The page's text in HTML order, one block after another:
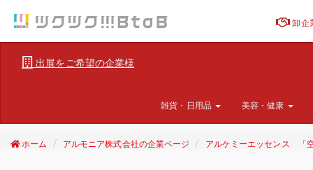
卸企
出展をご希望の企業様
雑貨・日用品 美容・健康
ホーム アルモニア株式会社の企業ページ アルケミーエッセンス 「